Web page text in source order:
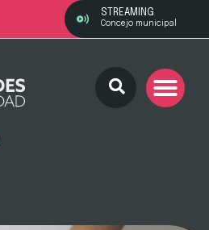
STREAMING
Concejo municipal